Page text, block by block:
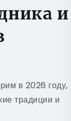
и
в 2026 году,
традиции и